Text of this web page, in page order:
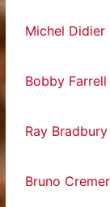
Michel Didier
Bobby
Ray
Bruno